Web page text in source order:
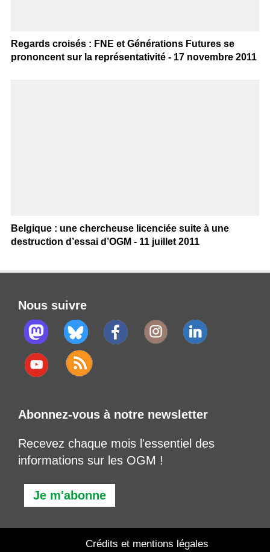
Regards croisés : FNE et Générations Futures se
prononcent sur la représentativité - 17 novembre 2011
Belgique : une chercheuse licenciée suite à une
destruction d’essai d’OGM - 11 juillet 2011
Nous suivre
Abonnez-vous à notre newsletter
Recevez chaque mois l'essentiel des
informations sur les OGM !
Je m'abonne
Crédits et mentions légales